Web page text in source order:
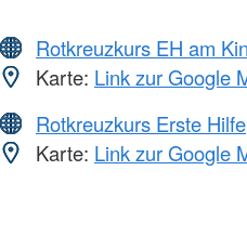
Rotkreuzkurs EH am
Karte: Link zur Google
Rotkreuzkurs Erste Hilfe
Karte: Link zur Google